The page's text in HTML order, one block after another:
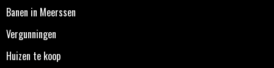
Banen in Meerssen
Vergunningen
Huizen te koop